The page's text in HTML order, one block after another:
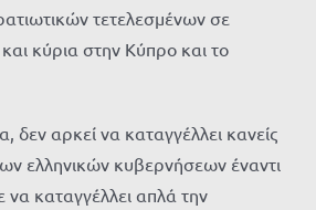
τετελεσμένων σε
κύρια στην Κύπρο και το
δεν αρκεί να καταγγέλλει κανείς
ελληνικών κυβερνήσεων έναντι
να καταγγέλλει απλά την